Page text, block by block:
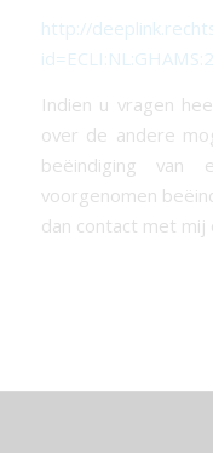
http://
Indien u vragen
over de andere
beëindiging van
voorgenomen
dan contact met mij